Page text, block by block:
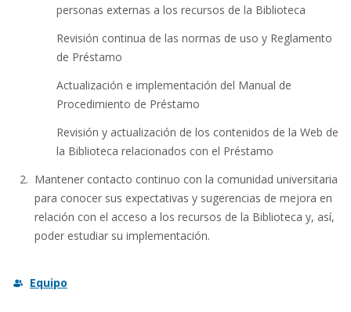
personas externas a los recursos de la Biblioteca
Revisión continua de las normas de uso y Reglamento
de Préstamo
Actualización e implementación del Manual de
Procedimiento de Préstamo
Revisión y actualización de los contenidos de la Web de
la Biblioteca relacionados con el Préstamo
Mantener contacto continuo con la comunidad universitaria
para conocer sus expectativas y sugerencias de mejora en
relación con el acceso a los recursos de la Biblioteca y, así,
poder estudiar su implementación.
Equipo